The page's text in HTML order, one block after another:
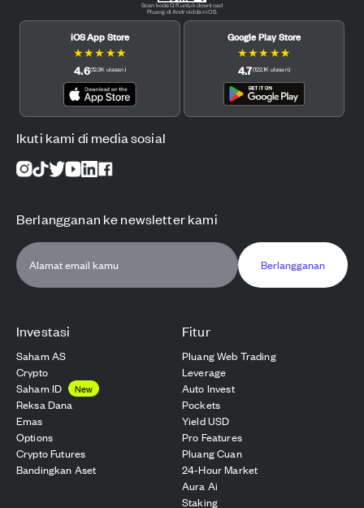
Investasi
Saham AS
Crypto
Saham ID
New
Reksa Dana
Emas
Options
Crypto Futures
Bandingkan Aset
Fitur
Pluang Web Trading
Leverage
Auto Invest
Pockets
Yield USD
Pro Features
Pluang Cuan
24-Hour Market
Aura Ai
Staking
Scan kode QR untuk download
Pluang di Android dan iOS.
iOS App Store
★★★ ★★
4.6(12.3K ulasan)
Google Play Store
★★★ ★★
4.7(122.1K ulasan)
Ikuti kami di media sosial
Berlangganan ke newsletter kami
Berlangganan